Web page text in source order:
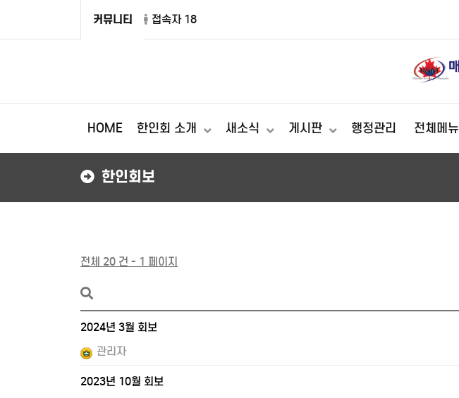
커뮤니티 접속자 18
HOME 한인회 소개 새소식 게시판 행정관리 전체메뉴
한인회보
전체 20 건 - 1 페이지
2024년 3월 회보
관리자
2023년 10월 회보